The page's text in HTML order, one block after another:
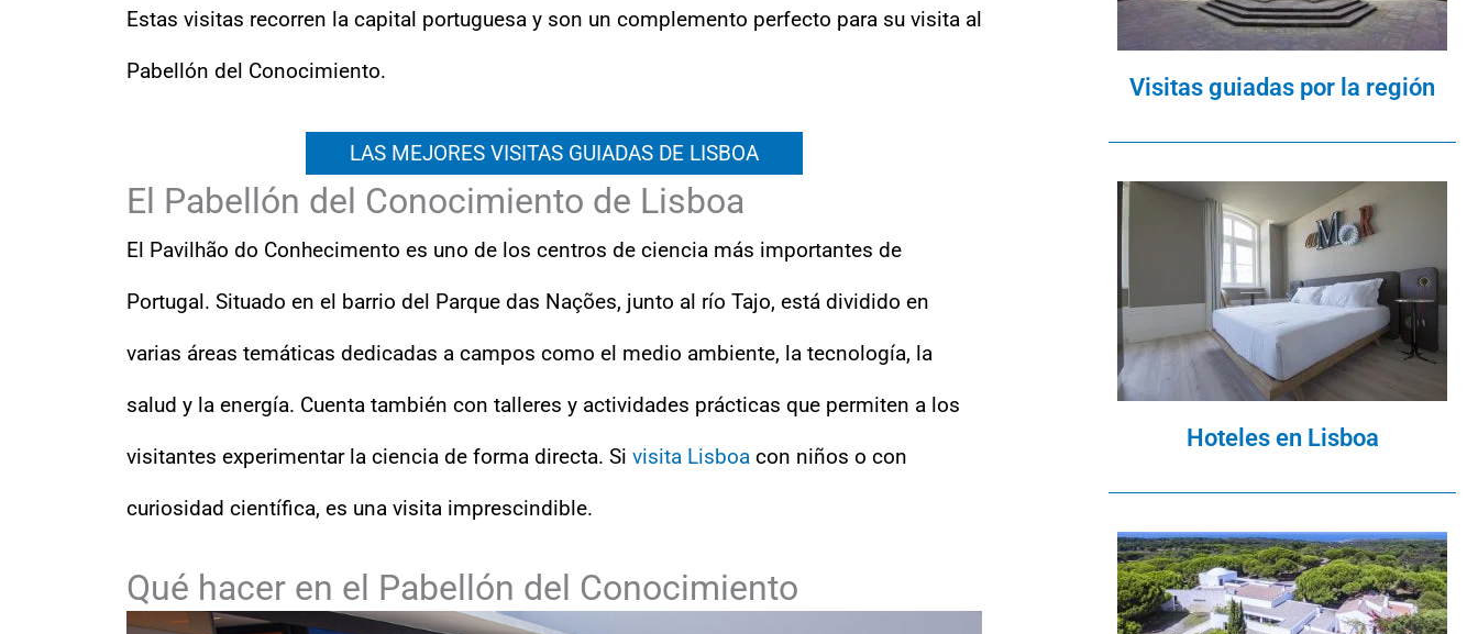
Estas visitas recorren la capital portuguesa y son un complemento perfecto para su visita al
Pabellón del Conocimiento.
LAS MEJORES VISITAS GUIADAS DE LISBOA
El Pabellón del Conocimiento de Lisboa
El Pavilhão do Conhecimento es uno de los centros de ciencia más importantes de
Portugal. Situado en el barrio del Parque das Nações, junto al río Tajo, está dividido en
varias áreas temáticas dedicadas a campos como el medio ambiente, la tecnología, la
salud y la energía. Cuenta también con talleres y actividades prácticas que permiten a los
visitantes experimentar la ciencia de forma directa. Si visita Lisboa con niños o con
curiosidad científica, es una visita imprescindible.
Qué hacer en el Pabellón del Conocimiento
Visitas guiadas por la región
Hoteles en Lisboa